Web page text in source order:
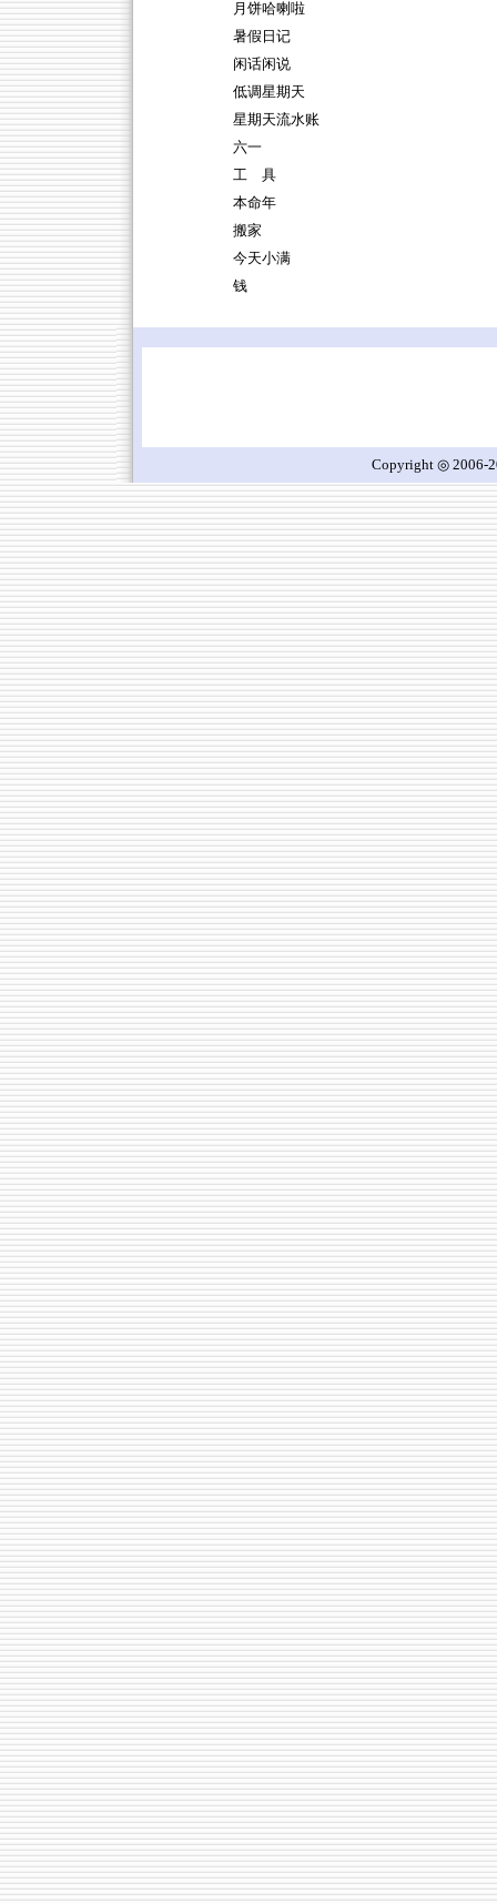
月饼哈喇啦
暑假日记
闲话闲说
低调星期天
星期天流水账
六一
工 具
本命年
搬家
今天小满
钱
Copyright ◎ 2006-